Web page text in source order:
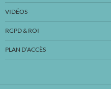
VIDÉOS
RGPD & ROI
PLAN D’ACCÈS